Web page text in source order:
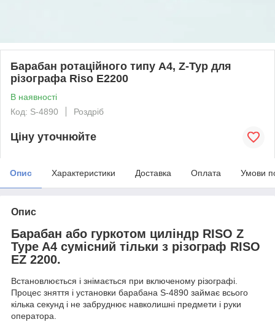
Барабан ротаційного типу A4, Z-Typ для
різографа Riso E2200
В наявності
Код: S-4890
Роздріб
Ціну уточнюйте
Опис Характеристики Доставка Оплата Умови
Опис
Барабан або гуркотом циліндр RISO Z
Type A4 сумісний тільки з різограф RISO
EZ 2200.
Встановлюється і знімається при включеному різографі.
Процес зняття і установки барабана S-4890 займає всього
кілька секунд і не забруднює навколишні предмети і руки
оператора.